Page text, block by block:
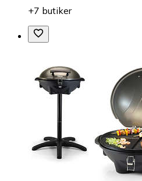
+7 butiker